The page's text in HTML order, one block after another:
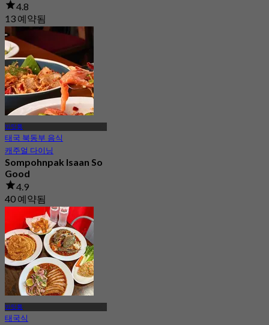
4.8
13 예약됨
에서
฿ 230
반탓통
태국 북동부 음식
캐주얼 다이닝
Sompohnpak Isaan So
Good
4.9
40 예약됨
฿ 316.66
반탓통
태국식